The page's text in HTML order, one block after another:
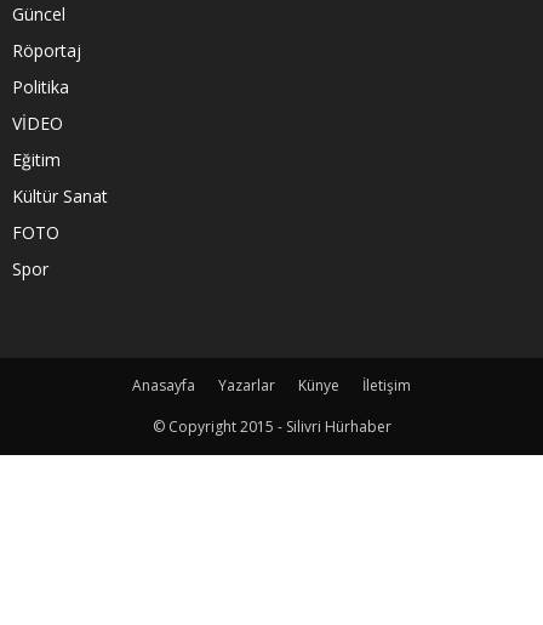
Güncel
Röportaj
Politika
VİDEO
Eğitim
Kültür Sanat
FOTO
Spor
Anasayfa Yazarlar Künye
İletişim
© Copyright 2015 - Silivri Hürhaber